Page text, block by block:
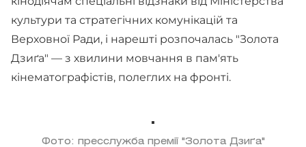
культури та стратегічних комунікацій та
Верховної Ради, і нарешті розпочалась "Золота
Дзиґа" — з хвилини мовчання в пам'ять
кінематографістів, полеглих на фронті.
Фото: пресслужба премії "Золота Дзиґа"